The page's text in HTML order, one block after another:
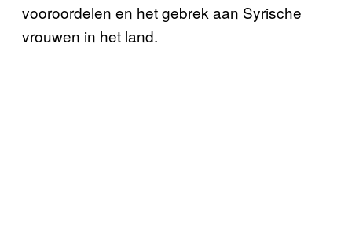
vooroordelen en het gebrek aan Syrische
vrouwen in het land.